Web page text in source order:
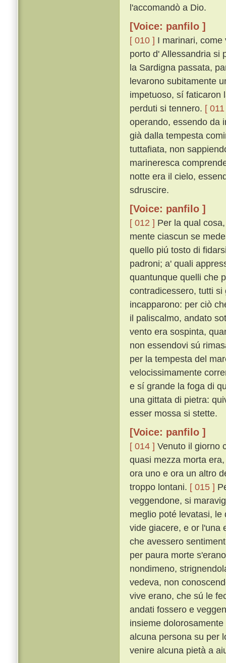
l'accomandò a Dio.
[Voice: panfilo ]
[ 010 ] I marinari,
porto d' Allessandria si
la Sardigna passata,
levarono subitamente
impetuoso, sí faticaron
perduti si tennero. [
operando, essendo da
già dalla tempesta
tuttafiata, non
marineresca
notte era il cielo,
sdruscire.
[Voice: panfilo ]
[ 012 ] Per la qual
mente ciascun se
quello piú tosto di
padroni; a' quali
quantunque quelli che
contradicessero, tutti
incapparono: per ciò
il paliscalmo, andato
vento era sospinta,
non essendovi sú
per la tempesta del
velocissimamente
e sí grande la foga di
una gittata di pietra:
esser mossa si stette.
[Voice: panfilo ]
[ 014 ] Venuto il giorno
quasi mezza morta
ora uno e ora un altro
troppo lontani. [ 015 ]
veggendone, si
meglio poté levatasi,
vide giacere, e or l'una
che avessero
per paura morte
nondimeno,
vedeva, non
vive erano, che sú le
andati fossero e
insieme
alcuna persona su per
venire alcuna pietà a